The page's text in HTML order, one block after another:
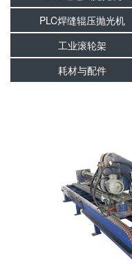
PLC焊缝辊压抛光机
工业滚轮架
耗材与配件